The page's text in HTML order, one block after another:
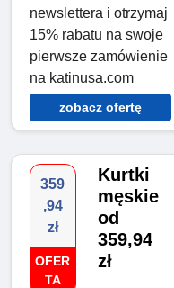
newslettera i otrzymaj
15% rabatu na swoje
pierwsze zamówienie
na katinusa.com
zobacz ofertę
359
,94
zł
OFER
TA
Kurtki
męskie
od
359,94
zł